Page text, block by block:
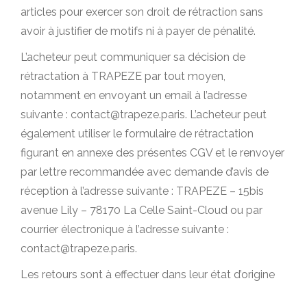
articles pour exercer son droit de rétraction sans
avoir à justifier de motifs ni à payer de pénalité.
L’acheteur peut communiquer sa décision de
rétractation à TRAPEZE par tout moyen,
notamment en envoyant un email à l’adresse
suivante : contact@trapeze.paris. L’acheteur peut
également utiliser le formulaire de rétractation
figurant en annexe des présentes CGV et le renvoyer
par lettre recommandée avec demande d’avis de
réception à l’adresse suivante : TRAPEZE – 15bis
avenue Lily – 78170 La Celle Saint-Cloud ou par
courrier électronique à l’adresse suivante :
contact@trapeze.paris.
Les retours sont à effectuer dans leur état d’origine